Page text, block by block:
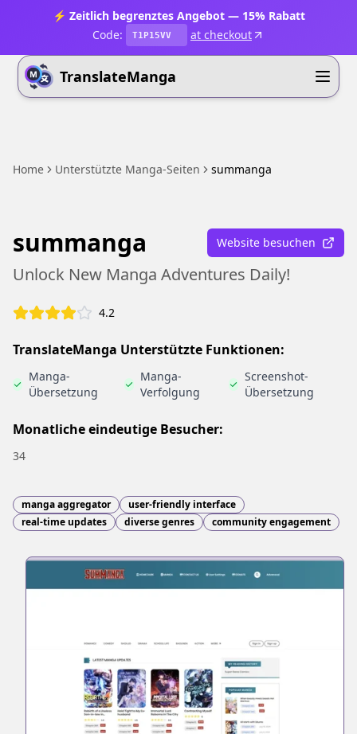
⚡ Zeitlich begrenztes Angebot — 15% Rabatt
Code:
T1P15VV at checkout
TranslateManga
Home Unterstützte Manga-Seiten summanga
summanga Website besuchen
Unlock New Manga Adventures Daily!
4.2
TranslateManga Unterstützte Funktionen:
Manga-
Übersetzung
Manga-
Verfolgung
Screenshot-
Übersetzung
Monatliche eindeutige Besucher:
34
manga aggregator
user-friendly interface
real-time updates
diverse genres community engagement